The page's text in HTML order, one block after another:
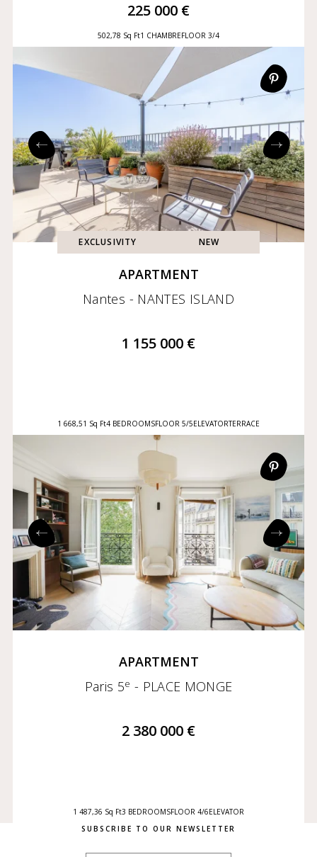
225 000 €
502,78 Sq Ft1 CHAMBREFLOOR 3/4
EXCLUSIVITY NEW
APARTMENT
Nantes - NANTES ISLAND
1 155 000 €
1 668,51 Sq Ft4 BEDROOMSFLOOR 5/5ELEVATORTERRACE
APARTMENT
Paris 5e - PLACE MONGE
2 380 000 €
1 487,36 Sq Ft3 BEDROOMSFLOOR 4/6ELEVATOR
SUBSCRIBE TO OUR NEWSLETTER